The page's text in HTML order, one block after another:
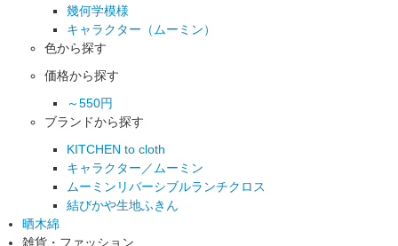
幾何学模様
キャラクター（ムーミン）
色から探す
価格から探す
～550円
ブランドから探す
KITCHEN to cloth
キャラクター／ムーミン
ムーミンリバーシブルランチクロス
結びかや生地ふきん
晒木綿
雑貨・ファッション